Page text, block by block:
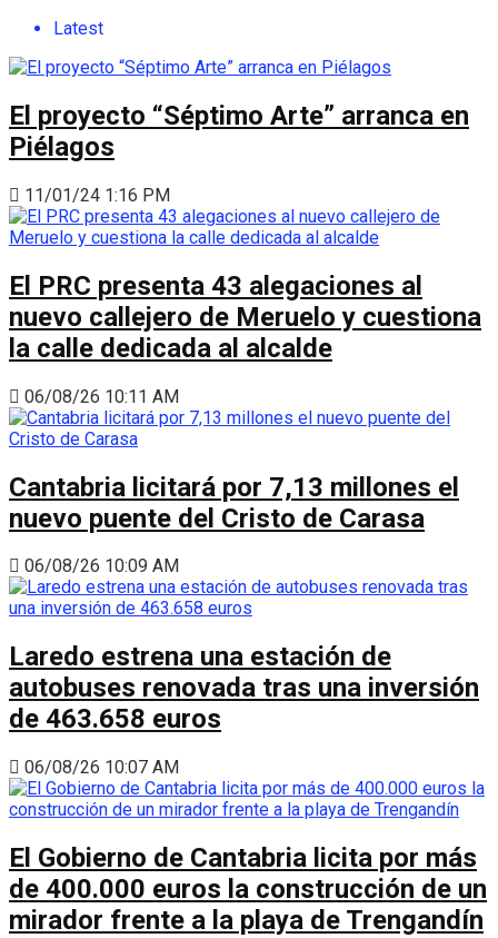
Latest
El proyecto “Séptimo Arte” arranca en
Piélagos
11/01/24 1:16 PM
El PRC presenta 43 alegaciones al
nuevo callejero de Meruelo y cuestiona
la calle dedicada al alcalde
06/08/26 10:11 AM
Cantabria licitará por 7,13 millones el
nuevo puente del Cristo de Carasa
06/08/26 10:09 AM
Laredo estrena una estación de
autobuses renovada tras una inversión
de 463.658 euros
06/08/26 10:07 AM
El Gobierno de Cantabria licita por más
de 400.000 euros la construcción de un
mirador frente a la playa de Trengandín